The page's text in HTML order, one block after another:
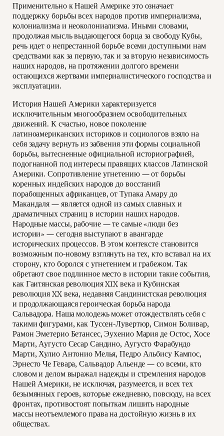
Применительно к Нашей Америке это означает
поддержку борьбы всех народов против империализма,
колониализма и неоколониализма. Иными словами,
продолжая мысль выдающегося борца за свободу Кубы,
речь идет о непрестанной борьбе всеми доступными нам
средствами как за первую, так и за вторую независимость
наших народов, на протяжении долгого времени
остающихся жертвами империалистического господства и
эксплуатации.
История Нашей Америки характеризуется
исключительным многообразием освободительных
движений. К счастью, новое поколение
латиноамериканских историков и социологов взяло на
себя задачу вернуть из забвения эти формы социальной
борьбы, вытесненные официальной историографией,
подогнанной под интересы правящих классов Латинской
Америки. Сопротивление угнетению — от борьбы
коренных индейских народов до восстаний
порабощенных африканцев, от Тупака Амару до
Макандаля — является одной из самых славных и
драматичных страниц в истории наших народов.
Народные массы, рабочие — те самые «люди без
истории» — сегодня выступают в авангарде
исторических процессов. В этом контексте становится
возможным по-новому взглянуть на тех, кто вставал на их
сторону, кто боролся с угнетением и грабежом. Так
обретают свое подлинное место в истории такие события,
как Гаитянская революция XIX века и Кубинская
революция XX века, недавняя Сандинистская революция
и продолжающаяся героическая борьба народа
Сальвадора. Наша молодежь может отождествлять себя с
такими фигурами, как Туссен-Лувертюр, Симон Боливар,
Рамон Эметерио Бетансес, Эухенио Мария де Остос, Хосе
Марти, Аугусто Сесар Сандино, Аугусто Фарабундо
Марти, Хулио Антонио Мелья, Педро Альбису Кампос,
Эрнесто Че Гевара, Сальвадор Альенде — со всеми, кто
словом и делом выражал надежды и стремления народов
Нашей Америки, не исключая, разумеется, и всех тех
безымянных героев, которые ежедневно, повсюду, на всех
фронтах, противостоят попыткам лишить народные
массы неотъемлемого права на достойную жизнь в их
обществах.